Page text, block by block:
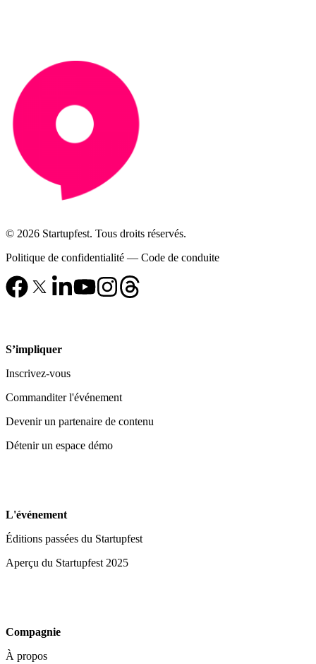
© 2026 Startupfest. Tous droits réservés.
Politique de confidentialité — Code de conduite
S’impliquer
Inscrivez-vous
Commanditer l'événement
Devenir un partenaire de contenu
Détenir un espace démo
L'événement
Éditions passées du Startupfest
Aperçu du Startupfest 2025
Compagnie
À propos